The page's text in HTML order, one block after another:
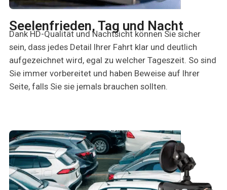
Seelenfrieden, Tag und Nacht
Dank HD-Qualität und Nachtsicht können Sie sicher
sein, dass jedes Detail Ihrer Fahrt klar und deutlich
aufgezeichnet wird, egal zu welcher Tageszeit. So sind
Sie immer vorbereitet und haben Beweise auf Ihrer
Seite, falls Sie sie jemals brauchen sollten.